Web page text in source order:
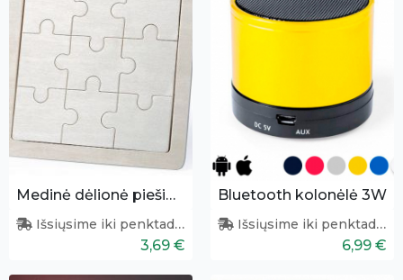
Medinė dėlionė piešimui
Išsiųsime iki penktadienio
3,69 €
Bluetooth kolonėlė 3W
Išsiųsime iki penktadienio
6,99 €